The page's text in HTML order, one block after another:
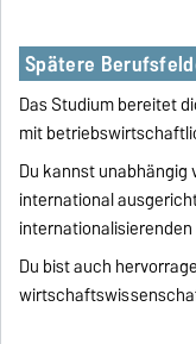
Spätere
Das Studium bereitet
mit
Du kannst unabhängig
international
Du bist auch